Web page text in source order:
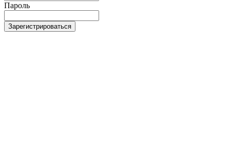
Пароль
Зарегистрироваться